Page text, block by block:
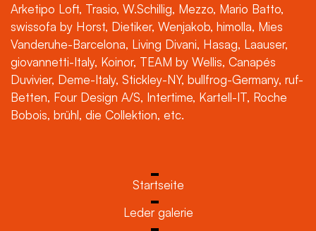
Arketipo Loft, Trasio, W.Schillig, Mezzo, Mario Batto,
swissofa by Horst, Dietiker, Wenjakob, himolla, Mies
Vanderuhe-Barcelona, Living Divani, Hasag, Laauser,
giovannetti-Italy, Koinor, TEAM by Wellis, Canapés
Duvivier, Deme-Italy, Stickley-NY, bullfrog-Germany, ruf-
Betten, Four Design A/S, Intertime, Kartell-IT, Roche
Bobois, brühl, die Collektion, etc.
Startseite
Leder galerie